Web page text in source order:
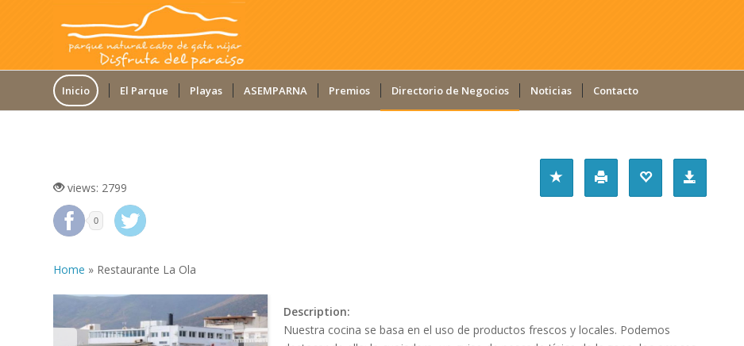
Inicio El Parque Playas ASEMPARNA Premios Directorio de Negocios Noticias Contacto
views: 2799
0
Home » Restaurante La Ola
Description:
Nuestra cocina se basa en el uso de productos frescos y locales. Podemos